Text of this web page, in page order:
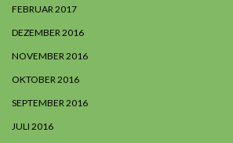
FEBRUAR 2017
DEZEMBER 2016
NOVEMBER 2016
OKTOBER 2016
SEPTEMBER 2016
JULI 2016